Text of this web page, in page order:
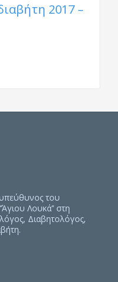
2017 –
του
Λουκά’’ στη
Διαβητολόγος,